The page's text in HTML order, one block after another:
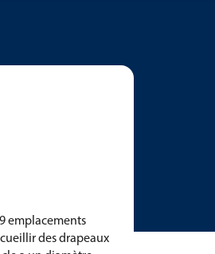
emplacements
des drapeaux